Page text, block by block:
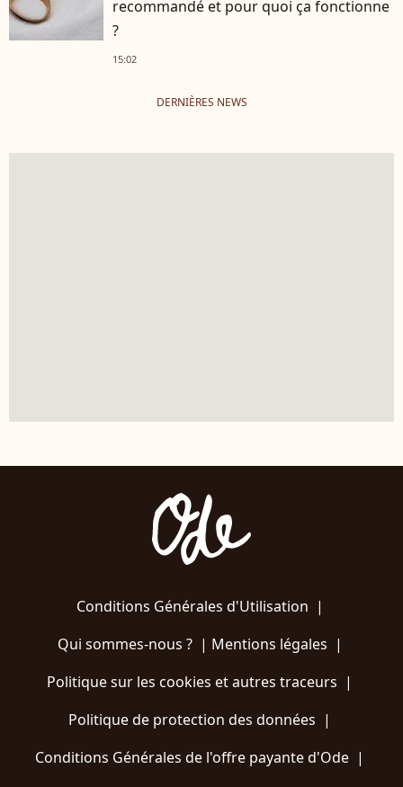
recommandé et pour quoi ça fonctionne
?
15:02
DERNIÈRES NEWS
Conditions Générales d'Utilisation |
Qui sommes-nous ?| Mentions légales |
Politique sur les cookies et autres traceurs |
Politique de protection des données |
Conditions Générales de l'offre payante d'Ode |